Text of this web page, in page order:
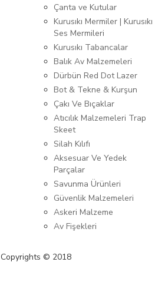
Çanta ve Kutular
Kurusıkı Mermiler | Kurusıkı
Ses Mermileri
Kurusıkı Tabancalar
Balık Av Malzemeleri
Dürbün Red Dot Lazer
Bot & Tekne & Kurşun
Çakı Ve Bıçaklar
Atıcılık Malzemeleri Trap
Skeet
Silah Kılıfı
Aksesuar Ve Yedek
Parçalar
Savunma Ürünleri
Güvenlik Malzemeleri
Askeri Malzeme
Av Fişekleri
Copyrights © 2018